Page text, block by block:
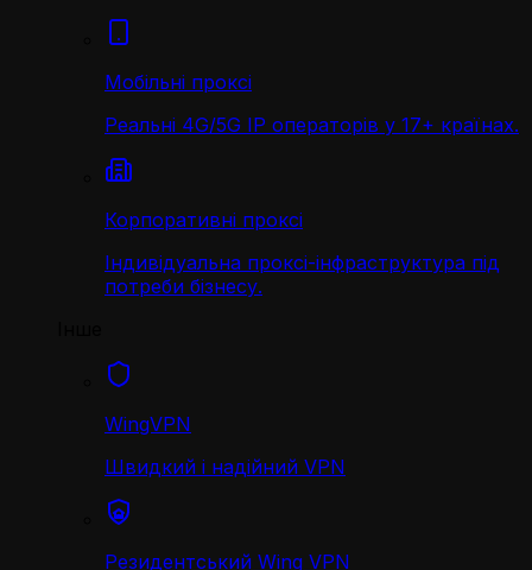
Мобільні проксі
Реальні 4G/5G IP операторів у 17+ країнах.
Корпоративні проксі
Індивідуальна проксі-інфраструктура під
потреби бізнесу.
WingVPN
Швидкий і надійний VPN
Резидентський Wing VPN